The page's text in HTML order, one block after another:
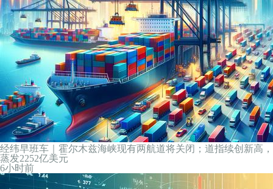
经纬早班车｜霍尔木兹海峡现有两航道将关闭；道指续创新高，
蒸发2252亿美元
6小时前